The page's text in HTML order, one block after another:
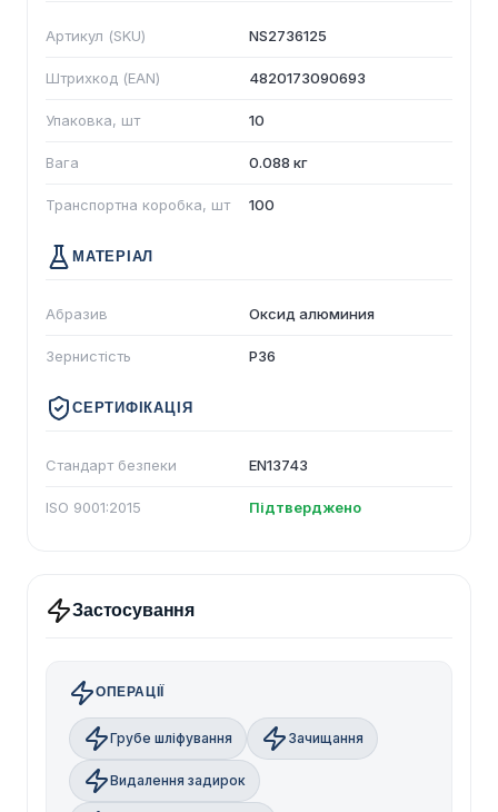
Артикул (SKU) NS2736125
Штрихкод (EAN) 4820173090693
Упаковка, шт 10
Вага 0.088 кг
Транспортна коробка, шт 100
МАТЕРІАЛ
Абразив Оксид алюминия
Зернистість P36
СЕРТИФІКАЦІЯ
Стандарт безпеки EN13743
ISO 9001:2015 Підтверджено
Застосування
ОПЕРАЦІЇ
Грубе шліфування Зачищання
Видалення задирок